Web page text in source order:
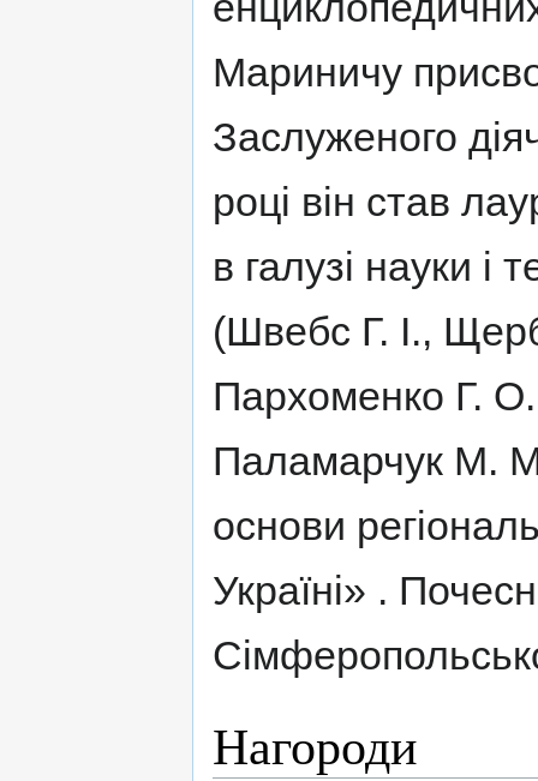
Мариничу
Заслуженого
році він став
в галузі науки і
(Швебс Г. І.,
Пархоменко Г.
Паламарчук М.
основи
Україні» .
Нагороди